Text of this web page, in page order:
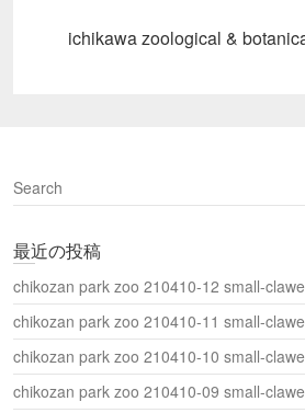
し
い
)
ichikawa zoological &
S
e
r
h
最近の投稿
chikozan park zoo 210410-12 small-
chikozan park zoo 210410-11 small-
chikozan park zoo 210410-10 small-
chikozan park zoo 210410-09 small-